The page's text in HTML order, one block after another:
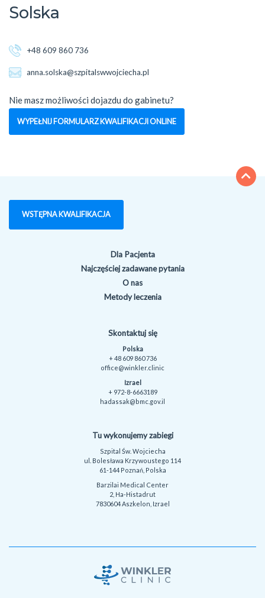
Solska
+48 609 860 736
anna.solska@szpitalswwojciecha.pl
Nie masz możliwości dojazdu do gabinetu?
WYPEŁNIJ FORMULARZ KWALIFIKACJI ONLINE
WSTĘPNA KWALIFIKACJA
Dla Pacjenta
Najczęściej zadawane pytania
O nas
Metody leczenia
Skontaktuj się
Polska
+ 48 609 860 736
office@winkler.clinic
Izrael
+ 972-8-6663189
hadassak@bmc.gov.il
Tu wykonujemy zabiegi
Szpital Św. Wojciecha
ul. Bolesława Krzywoustego 114
61-144 Poznań, Polska
Barzilai Medical Center
2, Ha-Histadrut
7830604 Aszkelon, Izrael